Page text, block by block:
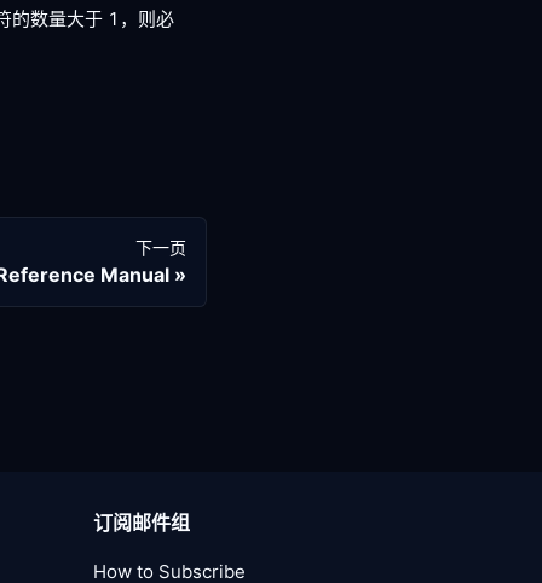
的数量大于 1，则必
下一页
Manual
订阅邮件组
How to Subscribe